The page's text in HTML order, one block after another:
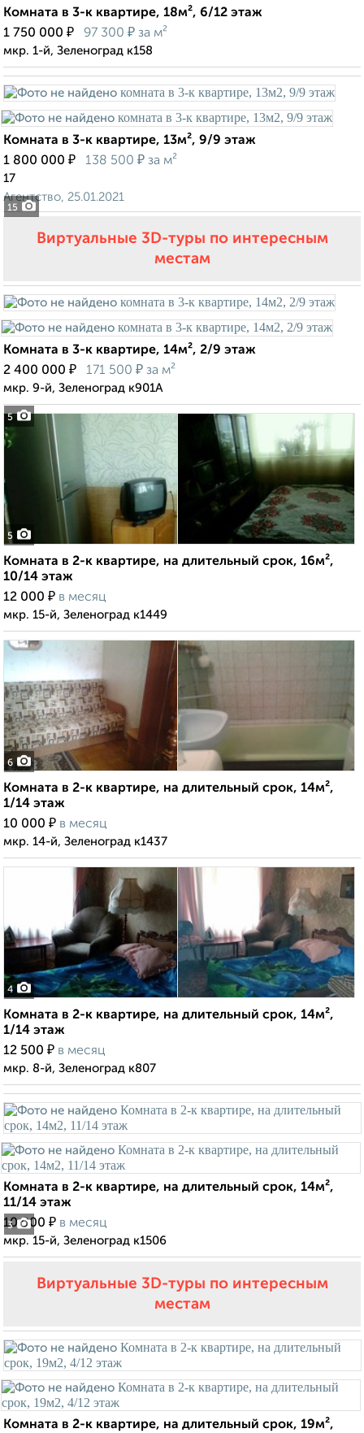
Комната в 3-к квартире, 18м², 6/12 этаж
1 750 000 ₽ 97 300 ₽ за м²
мкр. 1-й, Зеленоград к158
15
Комната в 3-к квартире, 13м², 9/9 этаж
1 800 000 ₽ 138 500 ₽ за м²
17
Агентство, 25.01.2021
Виртуальные 3D-туры по интересным
местам
5
Комната в 3-к квартире, 14м², 2/9 этаж
2 400 000 ₽ 171 500 ₽ за м²
мкр. 9-й, Зеленоград к901А
5
Комната в 2-к квартире, на длительный срок, 16м²,
10/14 этаж
12 000 ₽ в месяц
мкр. 15-й, Зеленоград к1449
6
Комната в 2-к квартире, на длительный срок, 14м²,
1/14 этаж
10 000 ₽ в месяц
мкр. 14-й, Зеленоград к1437
4
Комната в 2-к квартире, на длительный срок, 14м²,
1/14 этаж
12 500 ₽ в месяц
мкр. 8-й, Зеленоград к807
3
Комната в 2-к квартире, на длительный срок, 14м²,
11/14 этаж
10 000 ₽ в месяц
мкр. 15-й, Зеленоград к1506
Виртуальные 3D-туры по интересным
местам
Комната в 2-к квартире, на длительный срок, 19м²,